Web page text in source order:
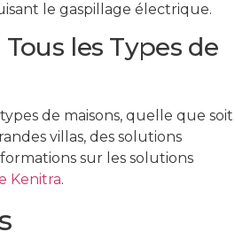
le gaspillage électrique.
les Types de
de maisons, quelle que soit
villas, des solutions
sur les solutions
Kenitra.